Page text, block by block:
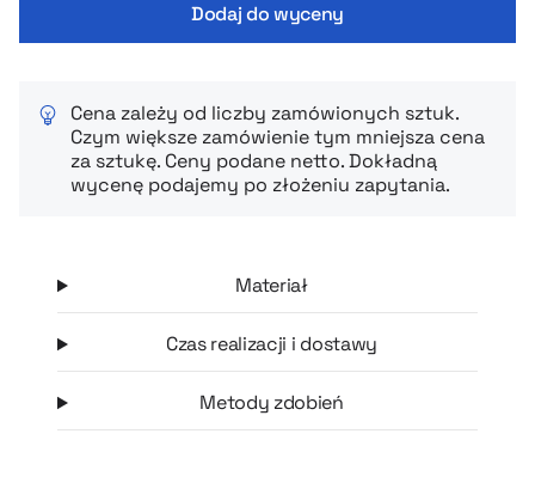
część limitowanej kolekcji.Dodaj do wyceny
Cena zależy od liczby zamówionych sztuk.
Czym większe zamówienie tym mniejsza cena
za sztukę. Ceny podane netto. Dokładną
wycenę podajemy po złożeniu zapytania.
Materiał
Czas realizacji i dostawy
Metody zdobień